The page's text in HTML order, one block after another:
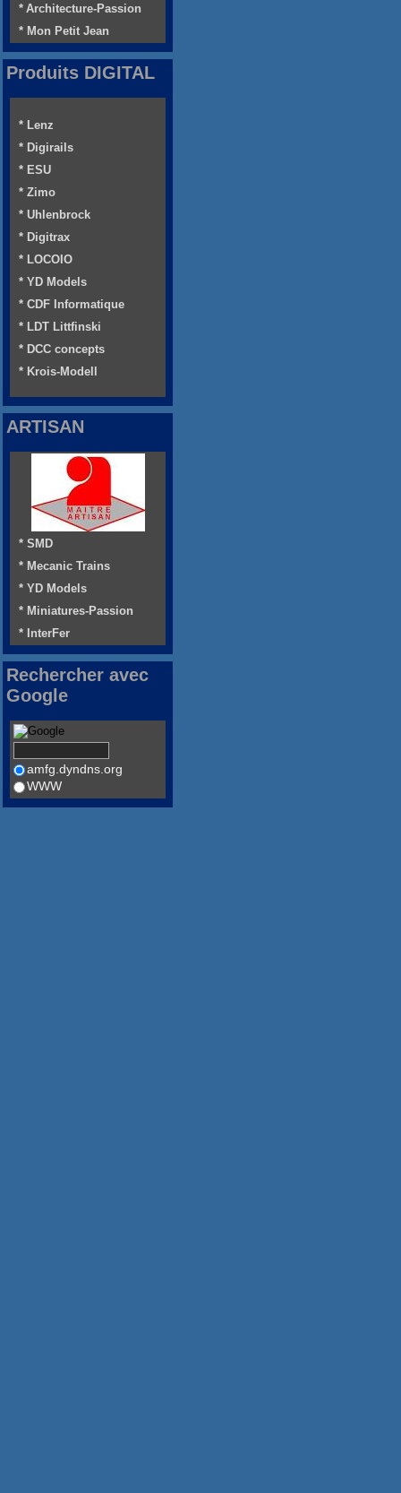
* Architecture-Passion
* Mon Petit Jean
Produits DIGITAL
* Lenz
* Digirails
* ESU
* Zimo
* Uhlenbrock
* Digitrax
* LOCOIO
* YD Models
* CDF Informatique
* LDT Littfinski
* DCC concepts
* Krois-Modell
ARTISAN
* SMD
* Mecanic Trains
* YD Models
* Miniatures-Passion
* InterFer
Rechercher avec
Google
amfg.dyndns.org
WWW